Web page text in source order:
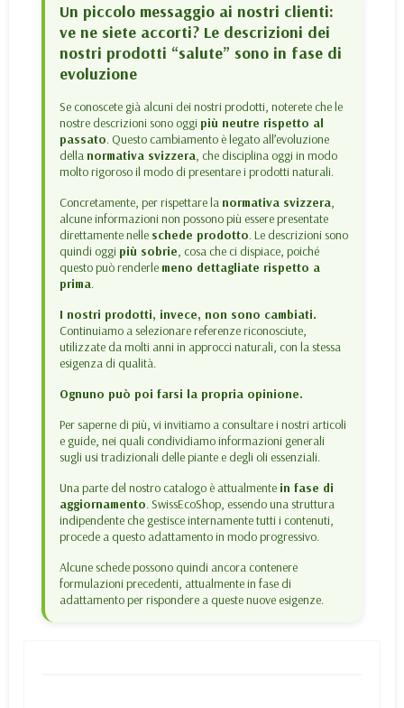
Un piccolo messaggio ai nostri clienti:
ve ne siete accorti? Le descrizioni dei
nostri prodotti “salute” sono in fase di
evoluzione
Se conoscete già alcuni dei nostri prodotti, noterete che le
nostre descrizioni sono oggi più neutre rispetto al
passato. Questo cambiamento è legato all’evoluzione
della normativa svizzera, che disciplina oggi in modo
molto rigoroso il modo di presentare i prodotti naturali.
Concretamente, per rispettare la normativa svizzera,
alcune informazioni non possono più essere presentate
direttamente nelle schede prodotto. Le descrizioni sono
quindi oggi più sobrie, cosa che ci dispiace, poiché
questo può renderle meno dettagliate rispetto a
prima.
I nostri prodotti, invece, non sono cambiati.
Continuiamo a selezionare referenze riconosciute,
utilizzate da molti anni in approcci naturali, con la stessa
esigenza di qualità.
Ognuno può poi farsi la propria opinione.
Per saperne di più, vi invitiamo a consultare i nostri articoli
e guide, nei quali condividiamo informazioni generali
sugli usi tradizionali delle piante e degli oli essenziali.
Una parte del nostro catalogo è attualmente in fase di
aggiornamento. SwissEcoShop, essendo una struttura
indipendente che gestisce internamente tutti i contenuti,
procede a questo adattamento in modo progressivo.
Alcune schede possono quindi ancora contenere
formulazioni precedenti, attualmente in fase di
adattamento per rispondere a queste nuove esigenze.